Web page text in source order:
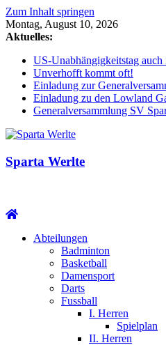
Zum Inhalt springen
Montag, August 10, 2026
Aktuelles:
US-Unabhängigkeitstag
Unverhofft kommt oft!
Einladung zur
Einladung zu den Lowland
Generalversammlung SV
Sparta Werlte
Abteilungen
Badminton
Basketball
Damensport
Darts
Fussball
I. Herren
Spielplan
II. Herren